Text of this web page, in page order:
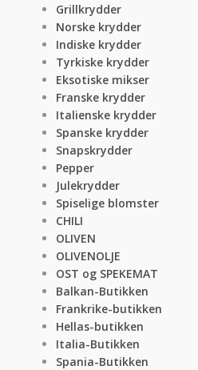
Grillkrydder
Norske krydder
Indiske krydder
Tyrkiske krydder
Eksotiske mikser
Franske krydder
Italienske krydder
Spanske krydder
Snapskrydder
Pepper
Julekrydder
Spiselige blomster
CHILI
OLIVEN
OLIVENOLJE
OST og SPEKEMAT
Balkan-Butikken
Frankrike-butikken
Hellas-butikken
Italia-Butikken
Spania-Butikken